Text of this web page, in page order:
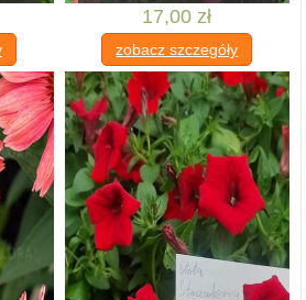
17,00 zł
zobacz szczegóły